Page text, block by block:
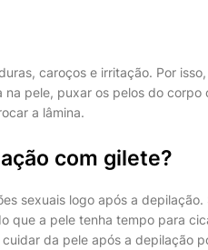
caroços e irritação. Por
pele, puxar os pelos do corpo
a lâmina.
com gilete?
sexuais logo após a depilação.
que a pele tenha tempo para
da pele após a depilação